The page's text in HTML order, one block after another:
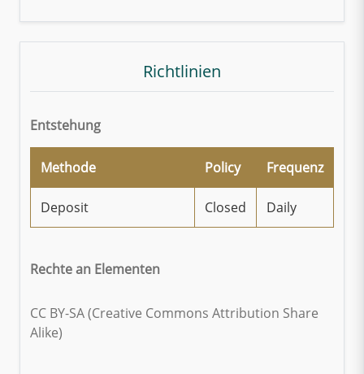
Richtlinien
Entstehung
Methode Policy Frequenz
Deposit Closed Daily
Rechte an Elementen
CC BY-SA (Creative Commons Attribution Share
Alike)